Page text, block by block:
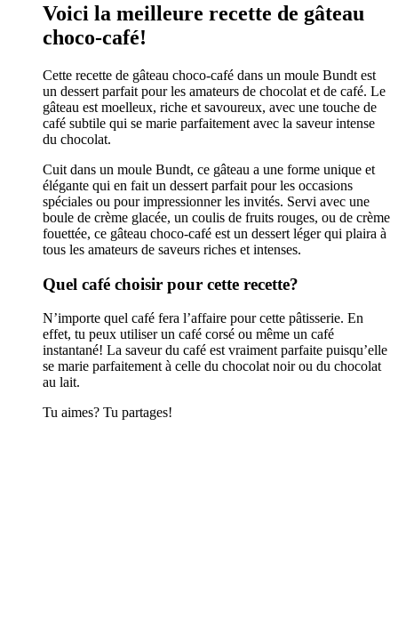
Voici la meilleure recette de gâteau
choco-café!
Cette recette de gâteau choco-café dans un moule Bundt est
un dessert parfait pour les amateurs de chocolat et de café. Le
gâteau est moelleux, riche et savoureux, avec une touche de
café subtile qui se marie parfaitement avec la saveur intense
du chocolat.
Cuit dans un moule Bundt, ce gâteau a une forme unique et
élégante qui en fait un dessert parfait pour les occasions
spéciales ou pour impressionner les invités. Servi avec une
boule de crème glacée, un coulis de fruits rouges, ou de crème
fouettée, ce gâteau choco-café est un dessert léger qui plaira à
tous les amateurs de saveurs riches et intenses.
Quel café choisir pour cette recette?
N’importe quel café fera l’affaire pour cette pâtisserie. En
effet, tu peux utiliser un café corsé ou même un café
instantané! La saveur du café est vraiment parfaite puisqu’elle
se marie parfaitement à celle du chocolat noir ou du chocolat
au lait.
Tu aimes? Tu partages!